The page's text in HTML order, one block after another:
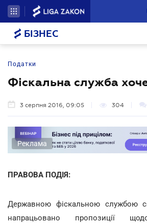
БІЗНЕС
Податки
Фіскальна служба хоче
3 серпня 2016, 09:05 304
Реклама
ПРАВОВА ПОДІЯ:
Державною фіскальною службою
напрацьовано пропозиції